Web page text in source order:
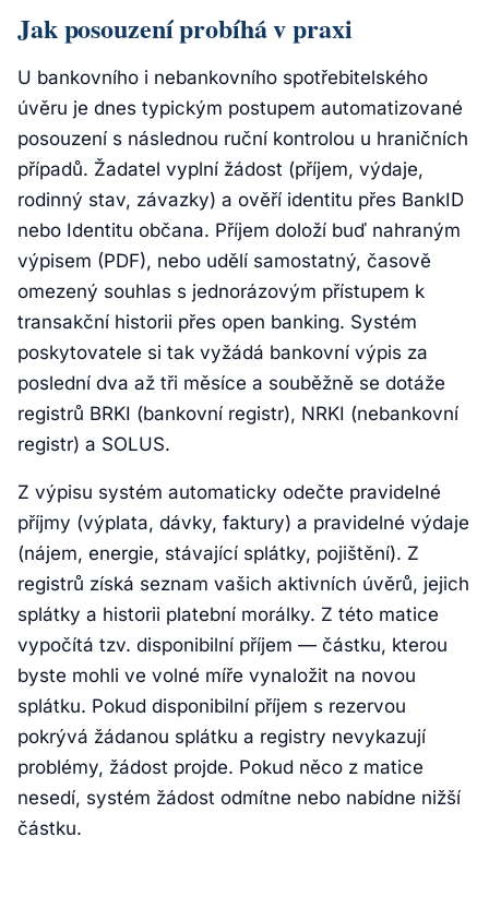
Jak posouzení probíhá v praxi
U bankovního i nebankovního spotřebitelského
úvěru je dnes typickým postupem automatizované
posouzení s následnou ruční kontrolou u hraničních
případů. Žadatel vyplní žádost (příjem, výdaje,
rodinný stav, závazky) a ověří identitu přes BankID
nebo Identitu občana. Příjem doloží buď nahraným
výpisem (PDF), nebo udělí samostatný, časově
omezený souhlas s jednorázovým přístupem k
transakční historii přes open banking. Systém
poskytovatele si tak vyžádá bankovní výpis za
poslední dva až tři měsíce a souběžně se dotáže
registrů BRKI (bankovní registr), NRKI (nebankovní
registr) a SOLUS.
Z výpisu systém automaticky odečte pravidelné
příjmy (výplata, dávky, faktury) a pravidelné výdaje
(nájem, energie, stávající splátky, pojištění). Z
registrů získá seznam vašich aktivních úvěrů, jejich
splátky a historii platební morálky. Z této matice
vypočítá tzv. disponibilní příjem — částku, kterou
byste mohli ve volné míře vynaložit na novou
splátku. Pokud disponibilní příjem s rezervou
pokrývá žádanou splátku a registry nevykazují
problémy, žádost projde. Pokud něco z matice
nesedí, systém žádost odmítne nebo nabídne nižší
částku.